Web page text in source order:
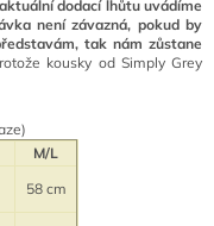
dodací lhůtu uvádíme
není závazná, pokud by
tak nám zůstane
kousky od Simply Grey
M/L
58 cm